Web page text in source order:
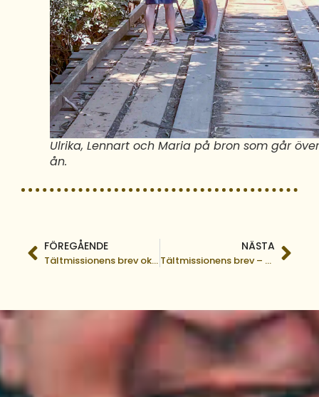
Ulrika, Lennart och Maria på bron som går över
ån.
FÖREGÅENDE
Tältmissionens brev oktober, 2025
NÄSTA
Tältmissionens brev – November, 2025